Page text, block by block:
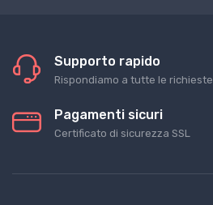
Supporto rapido
Rispondiamo a tutte le richieste
Pagamenti sicuri
Certificato di sicurezza SSL